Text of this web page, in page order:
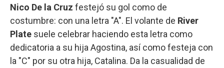
Nico De la Cruz festejó su gol como de
costumbre: con una letra "A". El volante de River
Plate suele celebrar haciendo esta letra como
dedicatoria a su hija Agostina, así como festeja con
la "C" por su otra hija, Catalina. Da la casualidad de